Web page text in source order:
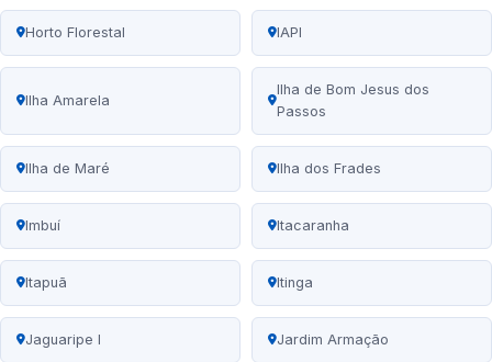
Horto Florestal IAPI
Ilha Amarela
Ilha de Bom Jesus dos
Passos
Ilha de Maré Ilha dos Frades
Imbuí Itacaranha
Itapuã Itinga
Jaguaripe I Jardim Armação